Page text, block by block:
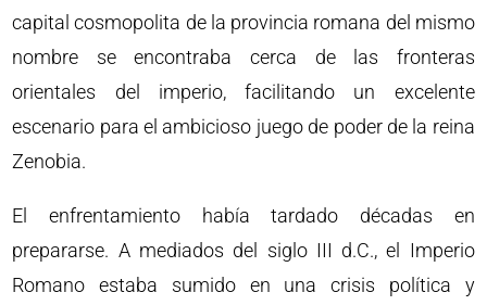
capital cosmopolita de la provincia romana del mismo
nombre se encontraba cerca de las fronteras
orientales del imperio, facilitando un excelente
escenario para el ambicioso juego de poder de la reina
Zenobia.
El enfrentamiento había tardado décadas en
prepararse. A mediados del siglo III d.C., el Imperio
Romano estaba sumido en una crisis política y